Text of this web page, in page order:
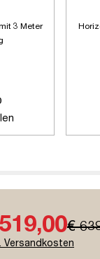
3 Meter
€
Versandkosten